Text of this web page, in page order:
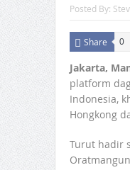
Posted By:
Share 0
Jakarta,
platform
Indonesia,
Hongkong
Turut hadir